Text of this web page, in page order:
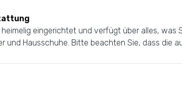
heimelig eingerichtet und verfügt über alles, was
und Hausschuhe. Bitte beachten Sie, dass die